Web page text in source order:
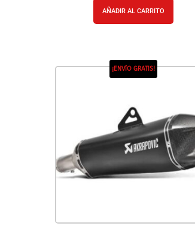
AÑADIR AL CARRITO
¡ENVÍO GRATIS!